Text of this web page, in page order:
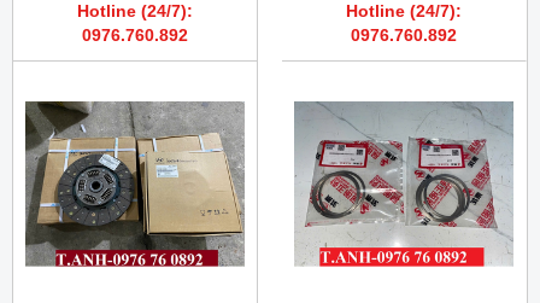
Hotline (24/7):
0976.760.892
Hotline (24/7):
0976.760.892